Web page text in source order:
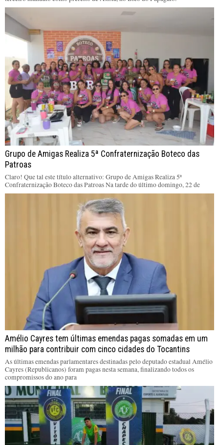
Grupo de Amigas Realiza 5ª Confraternização Boteco das
Patroas
Claro! Que tal este título alternativo: Grupo de Amigas Realiza 5ª
Confraternização Boteco das Patroas Na tarde do último domingo, 22 de
Amélio Cayres tem últimas emendas pagas somadas em um
milhão para contribuir com cinco cidades do Tocantins
As últimas emendas parlamentares destinadas pelo deputado estadual Amélio
Cayres (Republicanos) foram pagas nesta semana, finalizando todos os
compromissos do ano para